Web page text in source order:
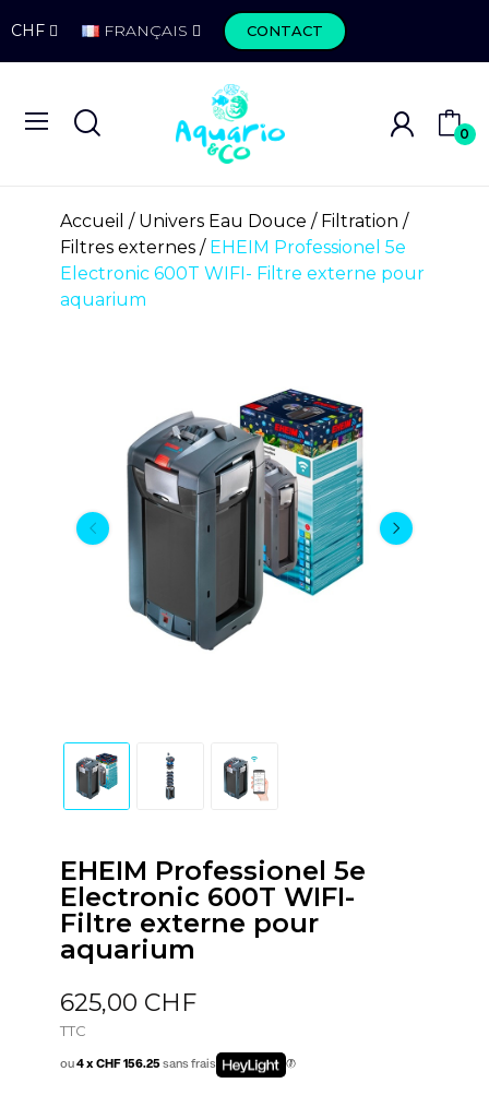
CHF FRANÇAIS CONTACT
0
Accueil Univers Eau Douce
Filtration
Filtres externes
EHEIM Professionel 5e
Electronic 600T WIFI- Filtre externe pour
aquarium
EHEIM Professionel 5e
Electronic 600T WIFI-
Filtre externe pour
aquarium
625,00 CHF
TTC
ou4 x CHF 156.25sans frais